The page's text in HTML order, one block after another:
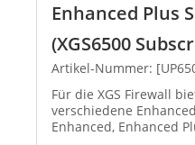
Enhanced Plus
(XGS6500
Artikel-Nummer:
Für die XGS Firewall
verschiedene
Enhanced, Enhanced